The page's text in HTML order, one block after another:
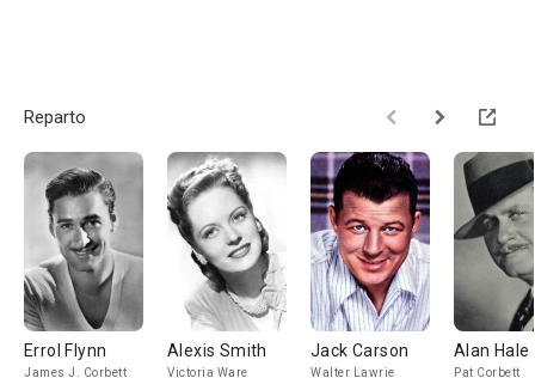
Reparto
Errol Flynn
James J. Corbett
Alexis Smith
Victoria Ware
Jack Carson
Walter Lawrie
Alan Hale
Pat Corbett